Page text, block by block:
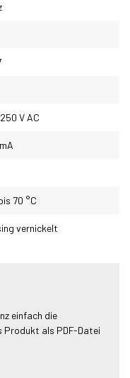
V AC
70 °C
vernickelt
einfach die
Produkt als PDF-Datei